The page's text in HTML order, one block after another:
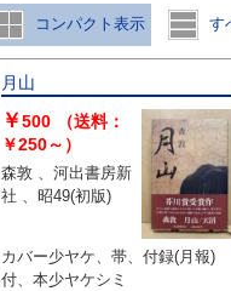
コンパクト表示 す
月山
￥500
（送料：
￥250～）
森敦 、河出書房新
社 、昭49(初版)
カバー少ヤケ、帯、付録(月報)
付、本少ヤケシミ